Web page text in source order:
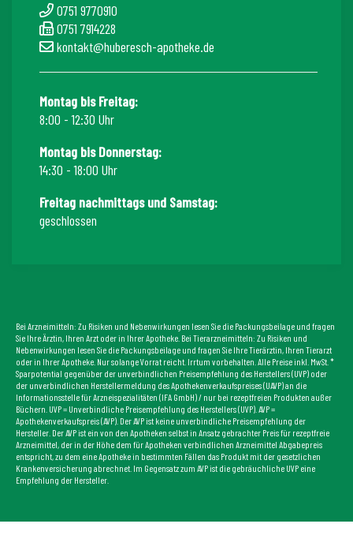
0751 9770910
0751 7914228
kontakt@huberesch-apotheke.de
Montag bis Freitag:
8:00 - 12:30 Uhr
Montag bis Donnerstag:
14:30 - 18:00 Uhr
Freitag nachmittags und Samstag:
geschlossen
Bei Arzneimitteln: Zu Risiken und Nebenwirkungen lesen Sie die Packungsbeilage und fragen
Sie Ihre Ärztin, Ihren Arzt oder in Ihrer Apotheke. Bei Tierarzneimitteln: Zu Risiken und
Nebenwirkungen lesen Sie die Packungsbeilage und fragen Sie Ihre Tierärztin, Ihren Tierarzt
oder in Ihrer Apotheke. Nur solange Vorrat reicht. Irrtum vorbehalten. Alle Preise inkl. MwSt. *
Sparpotential gegenüber der unverbindlichen Preisempfehlung des Herstellers (UVP) oder
der unverbindlichen Herstellermeldung des Apothekenverkaufspreises (UAVP) an die
Informationsstelle für Arzneispezialitäten (IFA GmbH) / nur bei rezeptfreien Produkten außer
Büchern. UVP = Unverbindliche Preisempfehlung des Herstellers (UVP). AVP =
Apothekenverkaufspreis (AVP). Der AVP ist keine unverbindliche Preisempfehlung der
Hersteller. Der AVP ist ein von den Apotheken selbst in Ansatz gebrachter Preis für rezeptfreie
Arzneimittel, der in der Höhe dem für Apotheken verbindlichen Arzneimittel Abgabepreis
entspricht, zu dem eine Apotheke in bestimmten Fällen das Produkt mit der gesetzlichen
Krankenversicherung abrechnet. Im Gegensatz zum AVP ist die gebräuchliche UVP eine
Empfehlung der Hersteller.